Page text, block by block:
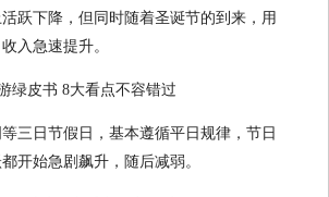
跃下降，但同时随着圣诞节的到来，用
入急速提升。
三日节假日，基本遵循平日规律，节日
开始急剧飙升，随后减弱。